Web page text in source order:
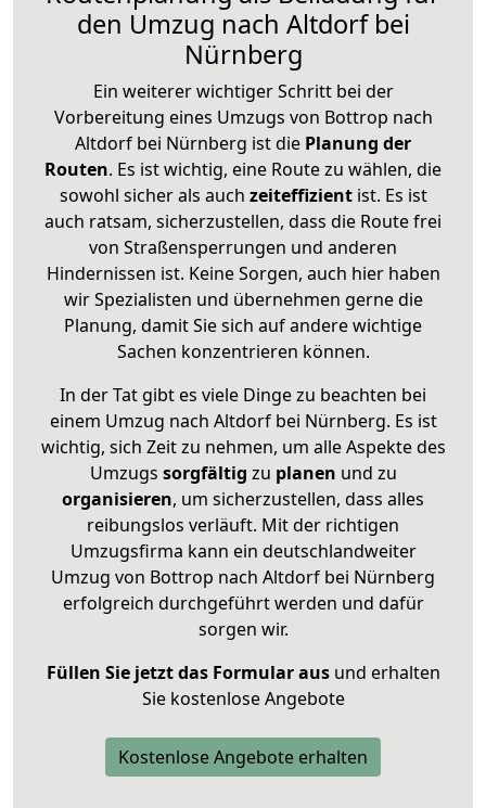
den Umzug nach Altdorf bei
Nürnberg
Ein weiterer wichtiger Schritt bei der
Vorbereitung eines Umzugs von Bottrop nach
Altdorf bei Nürnberg ist die Planung der
Routen. Es ist wichtig, eine Route zu wählen, die
sowohl sicher als auch zeiteffizientist. Es ist
auch ratsam, sicherzustellen, dass die Route frei
von Straßensperrungen und anderen
Hindernissen ist. Keine Sorgen, auch hier haben
wir Spezialisten und übernehmen gerne die
Planung, damit Sie sich auf andere wichtige
Sachen konzentrieren können.
In der Tat gibt es viele Dinge zu beachten bei
einem Umzug nach Altdorf bei Nürnberg. Es ist
wichtig, sich Zeit zu nehmen, um alle Aspekte des
Umzugs sorgfältig zu planen und zu
organisieren, um sicherzustellen, dass alles
reibungslos verläuft. Mit der richtigen
Umzugsfirma kann ein deutschlandweiter
Umzug von Bottrop nach Altdorf bei Nürnberg
erfolgreich durchgeführt werden und dafür
sorgen wir.
Füllen Sie jetzt das Formular ausund erhalten
Sie kostenlose Angebote
Kostenlose Angebote erhalten